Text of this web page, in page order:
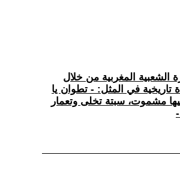
الشعبية المغربية من خلال
تاريخية في المثل: - تطوان يا
مشموت، سبتة تخلى وتعمار